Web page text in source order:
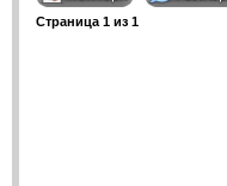
Страница 1 из 1